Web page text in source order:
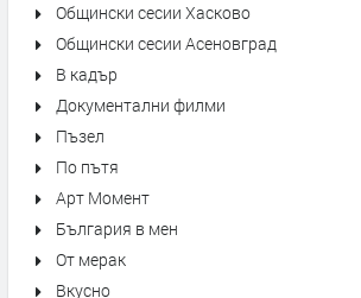
Общински сесии Хасково
Общински сесии Асеновград
В кадър
Документални филми
Пъзел
По пътя
Арт Момент
България в мен
От мерак
Вкусно